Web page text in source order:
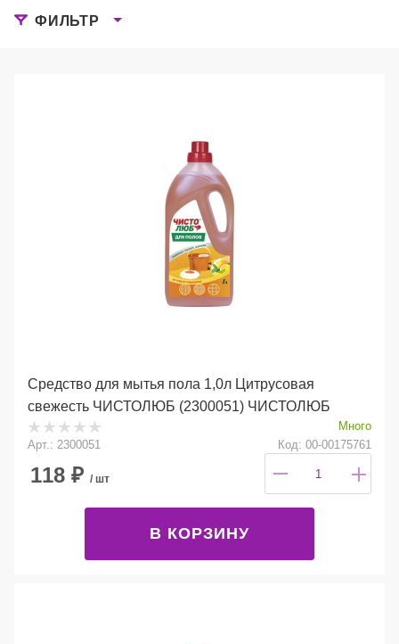
ФИЛЬТР
Средство для мытья пола 1,0л Цитрусовая
свежесть ЧИСТОЛЮБ (2300051) ЧИСТОЛЮБ
Много
Арт.: 2300051
Код: 00-00175761
118 ₽ / шт
В КОРЗИНУ